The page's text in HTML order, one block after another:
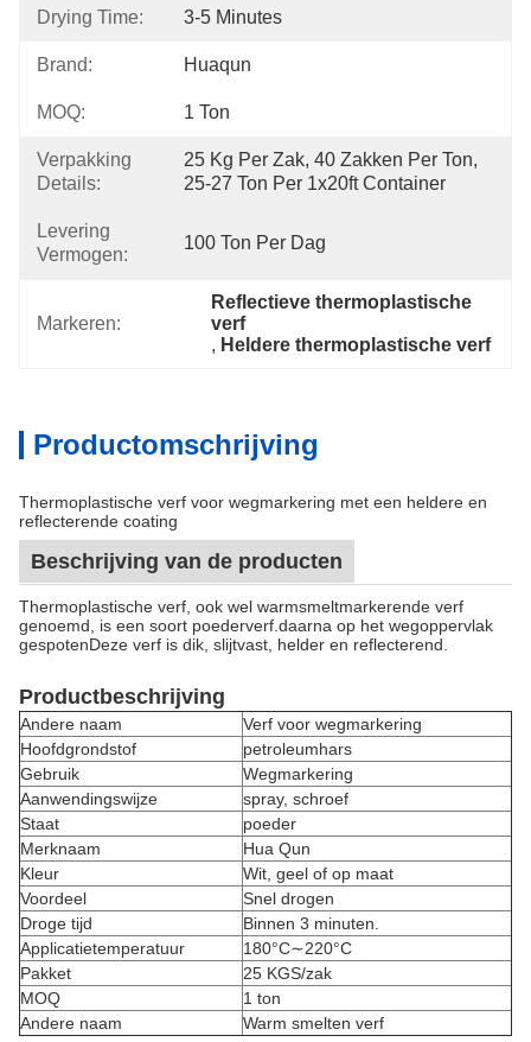
Drying Time: 3-5 Minutes
Brand: Huaqun
MOQ: 1 Ton
Verpakking
Details:
25 Kg Per Zak, 40 Zakken Per Ton,
25-27 Ton Per 1x20ft Container
Levering
Vermogen:
100 Ton Per Dag
Markeren:
Reflectieve thermoplastische
verf
, Heldere thermoplastische verf
Productomschrijving
Thermoplastische verf voor wegmarkering met een heldere en
reflecterende coating
Beschrijving van de producten
Thermoplastische verf, ook wel warmsmeltmarkerende verf
genoemd, is een soort poederverf.daarna op het wegoppervlak
gespotenDeze verf is dik, slijtvast, helder en reflecterend.
Productbeschrijving
Andere naam
Verf voor wegmarkering
Hoofdgrondstof
petroleumhars
Gebruik
Wegmarkering
Aanwendingswijze
spray, schroef
Staat
poeder
Merknaam
Hua Qun
Kleur
Wit, geel of op maat
Voordeel
Snel drogen
Droge tijd
Binnen 3 minuten.
Applicatietemperatuur
180°C∼220°C
Pakket
25 KGS/zak
MOQ
1 ton
Andere naam
Warm smelten verf